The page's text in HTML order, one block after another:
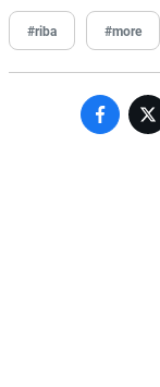
#riba #more